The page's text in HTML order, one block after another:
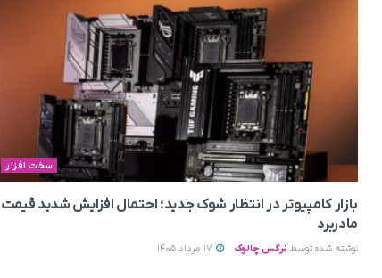
سخت افزار
بازار کامپیوتر در انتظار شوک جدید؛ احتمال افزایش شدید قیمت
مادربرد
نوشته شده توسط نرگس چالوک